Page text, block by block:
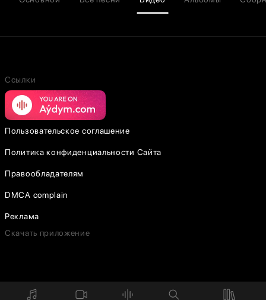
Ссылки
Пользовательское соглашение
Политика конфиденциальности Сайта
Правообладателям
DMCA complain
Реклама
Скачать приложение